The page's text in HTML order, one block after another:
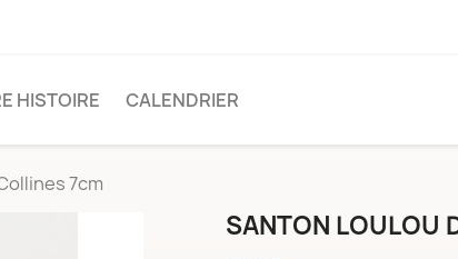
HISTOIRE CALENDRIER
7cm
SANTON LOULOU